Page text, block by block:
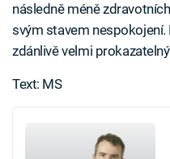
následně méně
svým stavem
zdánlivě velmi
Text: MS